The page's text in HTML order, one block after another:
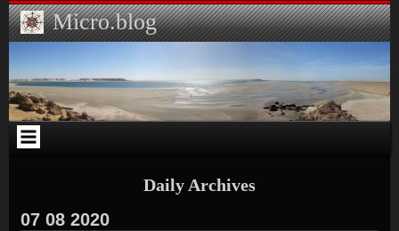
Skip
to
content
Skip
to
CUSTOM_HTML-
Skip
to
ARCHIVES-
Skip
to
SEARCH-
Skip
to
CATEGORIES-
Micro.blog
Daily Archives
07 08 2020